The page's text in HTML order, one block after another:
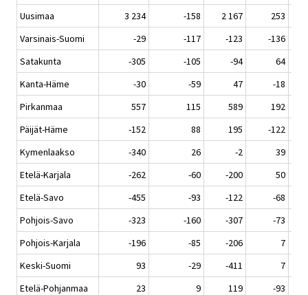
Uusimaa
3 234 -158 2 167
253
Varsinais-Suomi
-29 -117 -123
-136
Satakunta
-305 -105 -94
64
Kanta-Häme
-30 -59 47
-18
Pirkanmaa
557 115 589
192
Päijät-Häme
-152 88 195
-122
Kymenlaakso
-340 26 -2
39
Etelä-Karjala
-262 -60 -200
50
Etelä-Savo
-455 -93 -122
-68
Pohjois-Savo
-323 -160 -307
-73
Pohjois-Karjala
-196 -85 -206
7
Keski-Suomi
93 -29 -411
7
Etelä-Pohjanmaa
23 9 119
-93